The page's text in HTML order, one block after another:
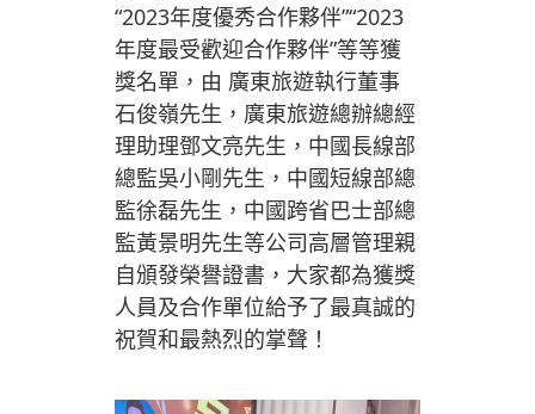
“2023年度優秀合作夥伴”“2023
年度最受歡迎合作夥伴”等等獲
獎名單，由 廣東旅遊執行董事
石俊嶺先生，廣東旅遊總辦總經
理助理鄧文亮先生，中國長線部
總監吳小剛先生，中國短線部總
監徐磊先生，中國跨省巴士部總
監黃景明先生等公司高層管理親
自頒發榮譽證書，大家都為獲獎
人員及合作單位給予了最真誠的
祝賀和最熱烈的掌聲！